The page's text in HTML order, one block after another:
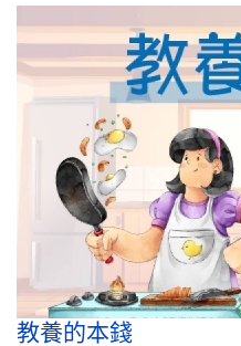
教養的本錢